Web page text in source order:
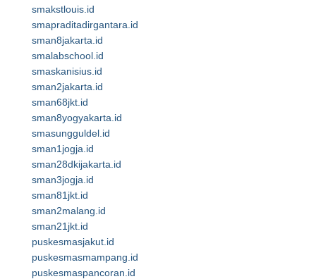
smakstlouis.id
smapraditadirgantara.id
sman8jakarta.id
smalabschool.id
smaskanisius.id
sman2jakarta.id
sman68jkt.id
sman8yogyakarta.id
smasungguldel.id
sman1jogja.id
sman28dkijakarta.id
sman3jogja.id
sman81jkt.id
sman2malang.id
sman21jkt.id
puskesmasjakut.id
puskesmasmampang.id
puskesmaspancoran.id